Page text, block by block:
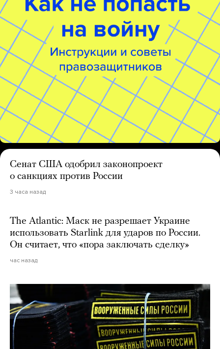
Сенат США одобрил законопроект
о санкциях против России
3 часа назад
The Atlantic: Маск не разрешает Украине
использовать Starlink для ударов по России.
Он считает, что «пора заключать сделку»
час назад